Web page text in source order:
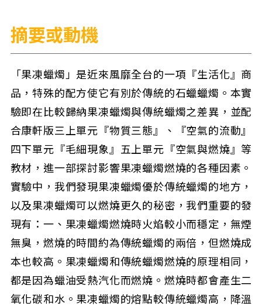
摘要或動機
「果凍蠟燭」是近來風靡全台的一項『生活化』商
品，特殊的配方使它有別於傳統的石蠟蠟燭。本實
驗即在比較歸納果凍蠟燭與傳統蠟燭之差異，並配
合康軒版三上單元『物質三態』、『空氣的流動』
四下單元『毛細現象』五上單元『空氣與燃燒』等
教材，進一部探討影響果凍蠟燭燃燒的各種因素。
實驗中，我們發現果凍蠟燭優於傳統蠟燭的地方，
以及果凍蠟燭可以燃燒更久的秘密，我們重要的發
現有：一、果凍蠟燭燃燒時火焰較小而穩定，無煙
無臭，燃燒的時間約為傳統蠟燭的兩倍，但燃燒成
本也較高。果凍蠟燭和傳統蠟燭燃燒的原理相同，
都是因為蠟油受熱汽化而燃燒。燃燒時都會產生二
氧化碳和水。果凍蠟燭的熔點較傳統蠟燭高，降溫